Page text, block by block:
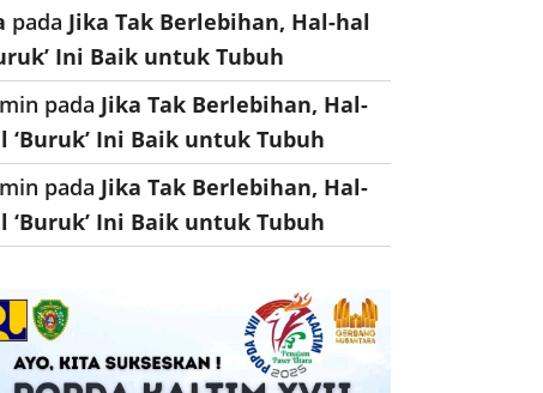
pada Jika Tak Berlebihan, Hal-hal
Ini Baik untuk Tubuh
pada Jika Tak Berlebihan, Hal-
‘Buruk’ Ini Baik untuk Tubuh
pada Jika Tak Berlebihan, Hal-
‘Buruk’ Ini Baik untuk Tubuh